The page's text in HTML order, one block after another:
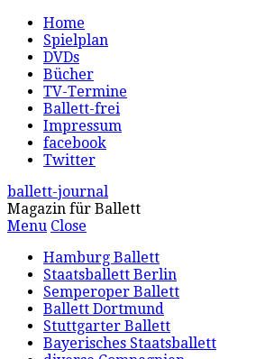
Home
Spielplan
DVDs
Bücher
TV-Termine
Ballett-frei
Impressum
facebook
Twitter
ballett-journal
Magazin für Ballett
Menu Close
Hamburg Ballett
Staatsballett Berlin
Semperoper Ballett
Ballett Dortmund
Stuttgarter Ballett
Bayerisches Staatsballett